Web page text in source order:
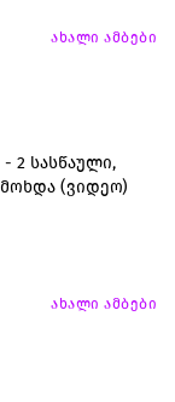
ახალი ამბები
2 სასწაული,
(ვიდეო)
ახალი ამბები